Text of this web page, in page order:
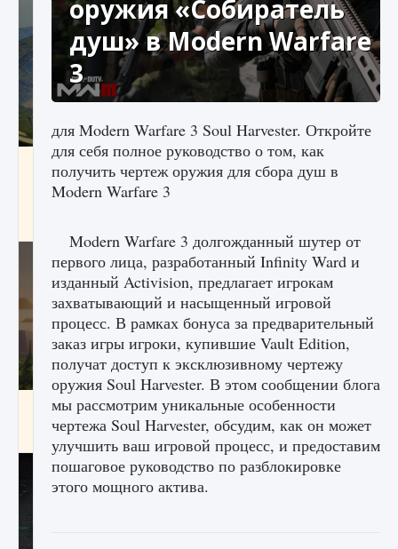
Как исправить ошибку Palworld «Идет
сохранение мира — Невозможно начать
сохранение данных мира»
Как заработать медали лиги Clash of Clans
9 августа 2024 2 599 0 1
оружия «Собиратель
душ» в Modern Warfare
3
для Modern Warfare 3 Soul Harvester. Откройте
для себя полное руководство о том, как
получить чертеж оружия для сбора душ в
Modern Warfare 3
Modern Warfare 3 долгожданный шутер от
первого лица, разработанный Infinity Ward и
изданный Activision, предлагает игрокам
захватывающий и насыщенный игровой
процесс. В рамках бонуса за предварительный
заказ игры игроки, купившие Vault Edition,
получат доступ к эксклюзивному чертежу
оружия Soul Harvester. В этом сообщении блога
мы рассмотрим уникальные особенности
чертежа Soul Harvester, обсудим, как он может
улучшить ваш игровой процесс, и предоставим
пошаговое руководство по разблокировке
этого мощного актива.